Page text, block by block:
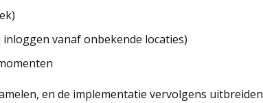
vanaf onbekende locaties)
en de implementatie vervolgens uitbreiden